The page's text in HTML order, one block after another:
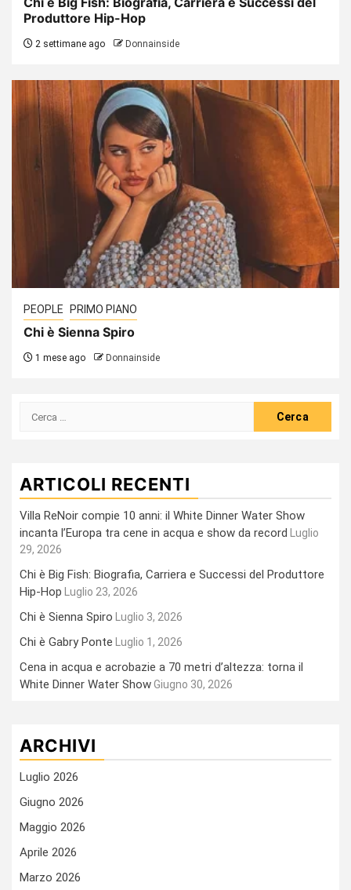
Produttore Hip-Hop
2 settimane ago Donnainside
PEOPLE PRIMO PIANO
Chi è Sienna Spiro
1 mese ago Donnainside
Ricerca
ARTICOLI RECENTI
Villa ReNoir compie 10 anni: il White Dinner Water Show
incanta l’Europa tra cene in acqua e show da record Luglio
29, 2026
Chi è Big Fish: Biografia, Carriera e Successi del Produttore
Hip-Hop Luglio 23, 2026
Chi è Sienna Spiro Luglio 3, 2026
Chi è Gabry Ponte Luglio 1, 2026
Cena in acqua e acrobazie a 70 metri d’altezza: torna il
White Dinner Water ShowGiugno 30, 2026
ARCHIVI
Luglio 2026
Giugno 2026
Maggio 2026
Aprile 2026
Marzo 2026